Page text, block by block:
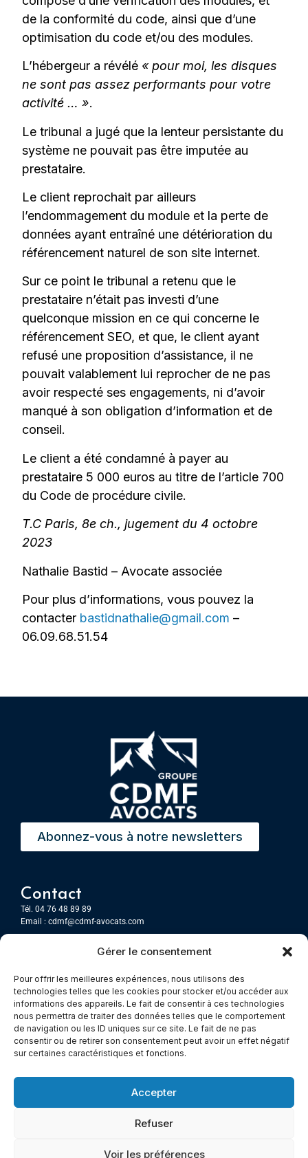
Gérer le consentement
Pour offrir les meilleures expériences, nous utilisons des
technologies telles que les cookies pour stocker et/ou accéder aux
informations des appareils. Le fait de consentir à ces technologies
nous permettra de traiter des données telles que le comportement
de navigation ou les ID uniques sur ce site. Le fait de ne pas
consentir ou de retirer son consentement peut avoir un effet négatif
sur certaines caractéristiques et fonctions.
Accepter
Refuser
Voir les préférences
de la conformité du code, ainsi que d’une
optimisation du code et/ou des modules.
L’hébergeur a révélé « pour moi, les disques
ne sont pas assez performants pour votre
activité … ».
Le tribunal a jugé que la lenteur persistante du
système ne pouvait pas être imputée au
prestataire.
Le client reprochait par ailleurs
l’endommagement du module et la perte de
données ayant entraîné une détérioration du
référencement naturel de son site internet.
Sur ce point le tribunal a retenu que le
prestataire n’était pas investi d’une
quelconque mission en ce qui concerne le
référencement SEO, et que, le client ayant
refusé une proposition d’assistance, il ne
pouvait valablement lui reprocher de ne pas
avoir respecté ses engagements, ni d’avoir
manqué à son obligation d’information et de
conseil.
Le client a été condamné à payer au
prestataire 5 000 euros au titre de l’article 700
du Code de procédure civile.
T.C Paris, 8e ch., jugement du 4 octobre
2023
Nathalie Bastid – Avocate associée
Pour plus d’informations, vous pouvez la
contacter bastidnathalie@gmail.com –
06.09.68.51.54
Abonnez-vous à notre newsletters
Contact
Tél. 04 76 48 89 89
Email : cdmf@cdmf-avocats.com
7 Place Firmin Gautier
CS 80476
38016 GRENOBLE, Cedex 1
Chambery
Immeuble le Paris
73000 Chambéry
© All rights reserved